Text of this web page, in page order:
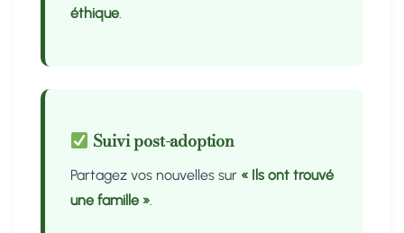
éthique.
Suivi post-adoption
Partagez vos nouvelles sur « Ils ont trouvé
une famille »